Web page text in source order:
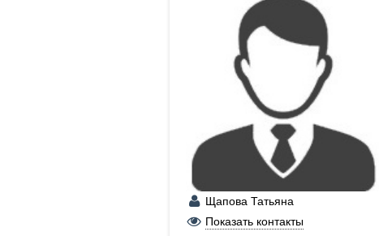
Щапова Татьяна
+7 (902) 265-64-63
Показать контакты